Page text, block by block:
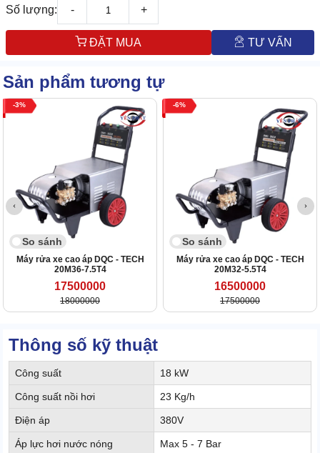
Số lượng: - +
ĐẶT MUA TƯ VẤN
Sản phẩm tương tự
3
So sánh
Máy rửa xe cao áp DQC - TECH
20M36-7.5T4
17500000
18000000
6
So sánh
Máy rửa xe cao áp DQC - TECH
20M32-5.5T4
16500000
17500000
Thông số kỹ thuật
Công suất 18 kW
Công suất nồi hơi 23 Kg/h
Điện áp 380V
Áp lực hơi nước nóng Max 5 - 7 Bar